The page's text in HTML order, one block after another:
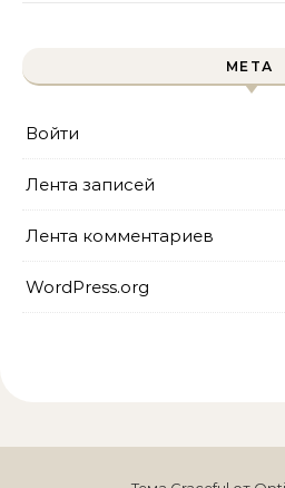
МЕТА
Войти
Лента записей
Лента комментариев
WordPress.org